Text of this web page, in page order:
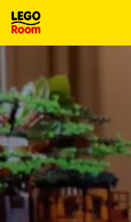
Naar hoofdinhoud